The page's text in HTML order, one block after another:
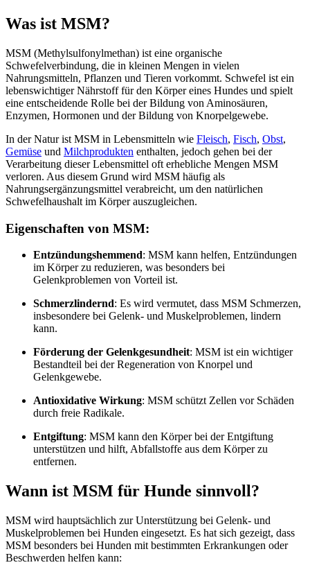
Was ist MSM?
MSM (Methylsulfonylmethan) ist eine organische
Schwefelverbindung, die in kleinen Mengen in vielen
Nahrungsmitteln, Pflanzen und Tieren vorkommt. Schwefel ist ein
lebenswichtiger Nährstoff für den Körper eines Hundes und spielt
eine entscheidende Rolle bei der Bildung von Aminosäuren,
Enzymen, Hormonen und der Bildung von Knorpelgewebe.
In der Natur ist MSM in Lebensmitteln wie Fleisch, Fisch, Obst,
Gemüse und Milchprodukten enthalten, jedoch gehen bei der
Verarbeitung dieser Lebensmittel oft erhebliche Mengen MSM
verloren. Aus diesem Grund wird MSM häufig als
Nahrungsergänzungsmittel verabreicht, um den natürlichen
Schwefelhaushalt im Körper auszugleichen.
Eigenschaften von MSM:
Entzündungshemmend: MSM kann helfen, Entzündungen
im Körper zu reduzieren, was besonders bei
Gelenkproblemen von Vorteil ist.
Schmerzlindernd: Es wird vermutet, dass MSM Schmerzen,
insbesondere bei Gelenk- und Muskelproblemen, lindern
kann.
Förderung der Gelenkgesundheit: MSM ist ein wichtiger
Bestandteil bei der Regeneration von Knorpel und
Gelenkgewebe.
Antioxidative Wirkung: MSM schützt Zellen vor Schäden
durch freie Radikale.
Entgiftung: MSM kann den Körper bei der Entgiftung
unterstützen und hilft, Abfallstoffe aus dem Körper zu
entfernen.
Wann ist MSM für Hunde sinnvoll?
MSM wird hauptsächlich zur Unterstützung bei Gelenk- und
Muskelproblemen bei Hunden eingesetzt. Es hat sich gezeigt, dass
MSM besonders bei Hunden mit bestimmten Erkrankungen oder
Beschwerden helfen kann: